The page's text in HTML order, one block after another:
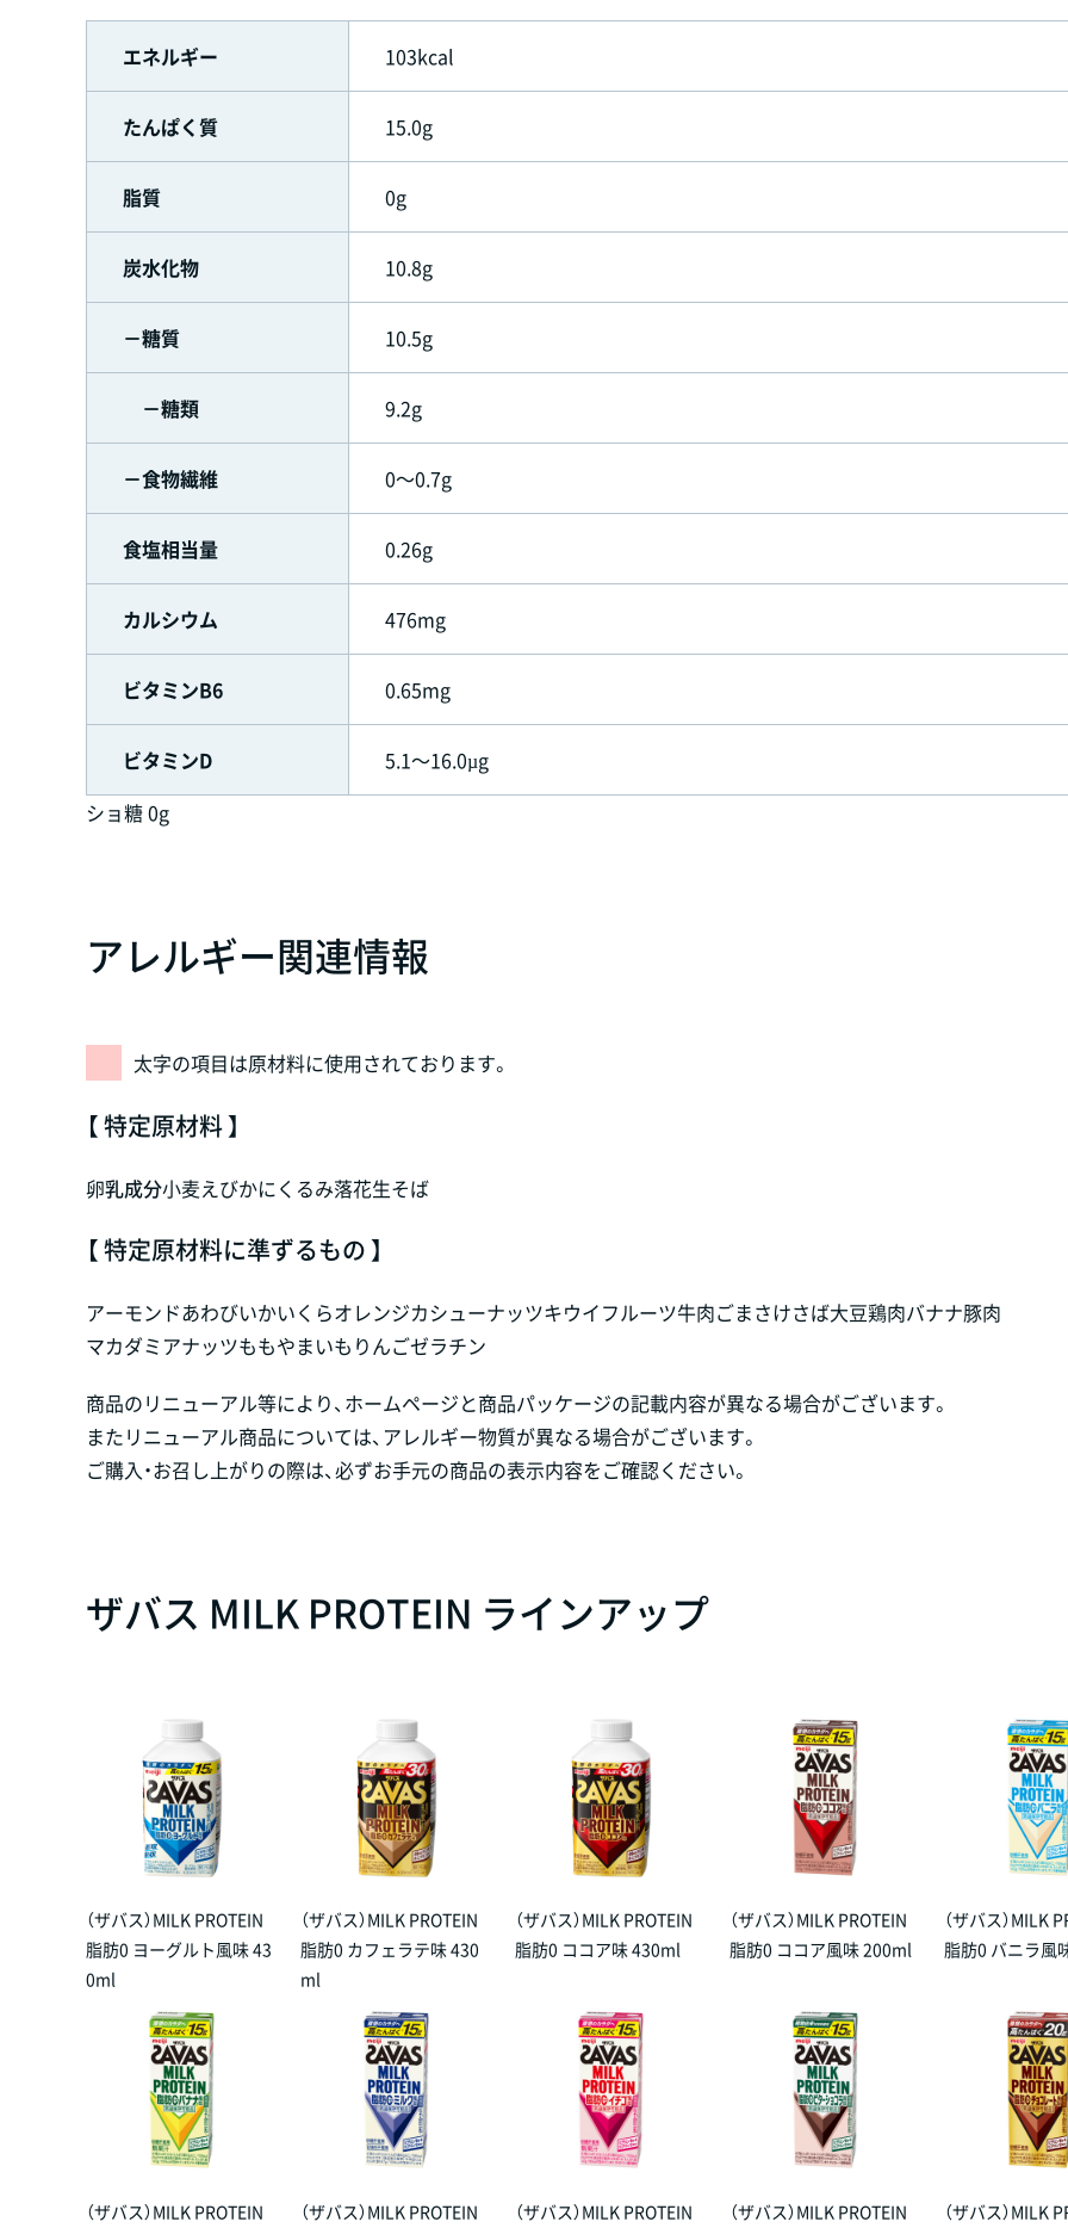
エネルギー 103kcal
たんぱく質 15.0g
脂質 0g
炭水化物 10.8g
－糖質 10.5g
－糖類 9.2g
－食物繊維 0～0.7g
食塩相当量 0.26g
カルシウム 476mg
ビタミンB6 0.65mg
ビタミンD
5.1～16.0µg
ショ糖 0g
アレルギー関連情報
太字の項目は原材料に使用されております。
【 特定原材料 】
卵乳成分小麦えびかにくるみ落花生そば
【 特定原材料に準ずるもの 】
アーモンドあわびいかいくらオレンジカシューナッツキウイフルーツ牛肉ごまさけさば大豆鶏肉バナナ豚肉
マカダミアナッツももやまいも りんごゼラチン
商品のリニューアル等により、ホームページと商品パッケージの記載内容が異なる場合がございます。
またリニューアル商品については、アレルギー物質が異なる場合がございます。
ご購入・お召し上がりの際は、必ずお手元の商品の表示内容をご確認ください。
ザバス MILK PROTEIN ラインアップ
（ザバス）MILK PROTEIN
脂肪0 ヨーグルト風味 43
0ml
（ザバス）MILK PROTEIN
脂肪0 カフェラテ味 430
ml
（ザバス）MILK PROTEIN
脂肪0 ココア味 430ml
（ザバス）MILK PROTEIN
脂肪0 ココア風味 200ml
（ザバス）MILK
脂肪0 バニラ風
（ザバス）MILK PROTEIN （ザバス）MILK PROTEIN （ザバス）MILK PROTEIN （ザバス）MILK PROTEIN （ザバス）MILK